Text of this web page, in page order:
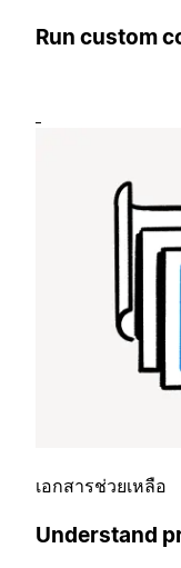
Run custom
เอกสารช่วยเหลือ
Understand